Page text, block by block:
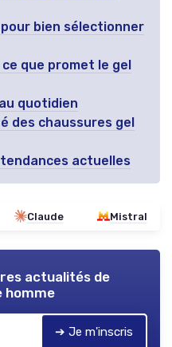
bien sélectionner
que promet le gel
quotidien
des chaussures gel
actuelles
Claude Mistral
actualités de
homme
➔ Je m'inscris